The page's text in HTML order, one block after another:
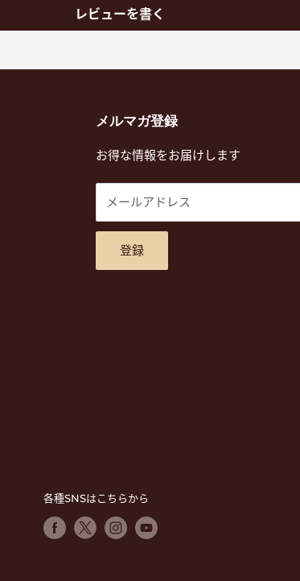
レビューを書く
メルマガ登録
お得な情報をお届けします
メールアドレス
登録
各種SNSはこちらから